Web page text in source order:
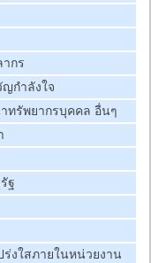
กร
กำลังใจ
ทรัพยากรบุคคล อื่นๆ
ฐ
งใสภายในหน่วยงาน